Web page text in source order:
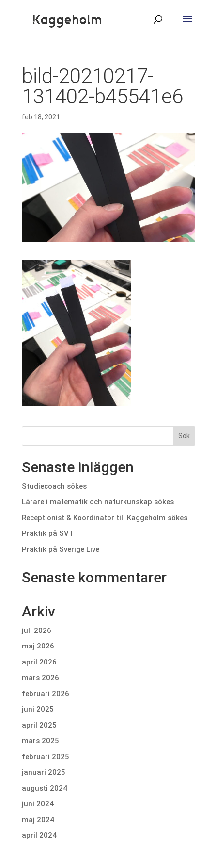
bild-20210217-
131402-b45541e6
feb 18, 2021
Senaste inläggen
Studiecoach sökes
Lärare i matematik och naturkunskap sökes
Receptionist & Koordinator till Kaggeholm sökes
Praktik på SVT
Praktik på Sverige Live
Senaste kommentarer
Arkiv
juli 2026
maj 2026
april 2026
mars 2026
februari 2026
juni 2025
april 2025
mars 2025
februari 2025
januari 2025
augusti 2024
juni 2024
maj 2024
april 2024